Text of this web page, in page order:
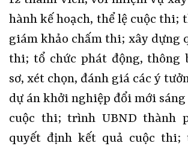
hành kế hoạch, thể lệ cuộc thi;
giám khảo chấm thi; xây dựng
thi; tổ chức phát động, thông
sơ, xét chọn, đánh giá các ý
dự án khởi nghiệp đổi mới
cuộc thi; trình UBND thành
quyết định kết quả cuộc thi;